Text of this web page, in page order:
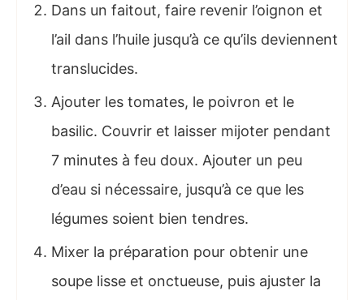
Dans un faitout, faire revenir l’oignon et
l’ail dans l’huile jusqu’à ce qu’ils deviennent
translucides.
Ajouter les tomates, le poivron et le
basilic. Couvrir et laisser mijoter pendant
7 minutes à feu doux. Ajouter un peu
d’eau si nécessaire, jusqu’à ce que les
légumes soient bien tendres.
Mixer la préparation pour obtenir une
soupe lisse et onctueuse, puis ajuster la